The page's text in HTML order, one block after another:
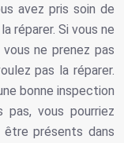
avez pris soin de
réparer. Si vous ne
ne prenez pas
pas la réparer.
bonne inspection
vous pourriez
être présents dans